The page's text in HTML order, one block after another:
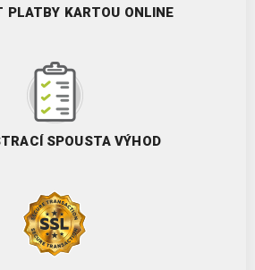
PLATBY KARTOU ONLINE
SPOUSTA VÝHOD